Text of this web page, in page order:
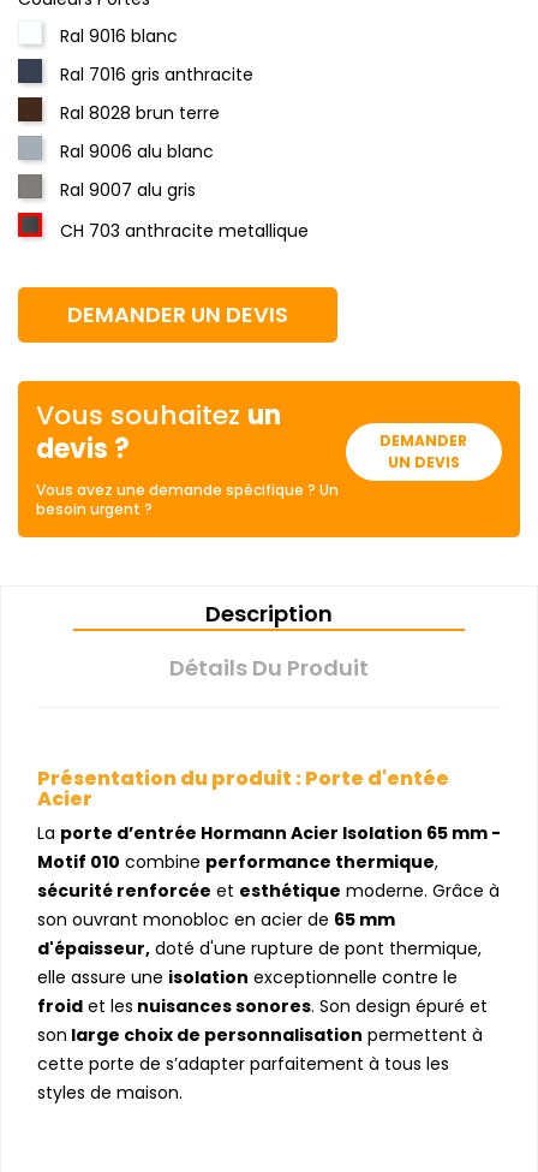
Ral 9016 blanc
Ral 7016 gris anthracite
Ral 8028 brun terre
Ral 9006 alu blanc
Ral 9007 alu gris
CH 703 anthracite metallique
DEMANDER UN DEVIS
Vous souhaitez un
devis ?
Vous avez une demande spécifique ? Un
besoin urgent ?
DEMANDER
UN DEVIS
Description
Détails Du Produit
Présentation du produit : Porte d'entée
Acier
La porte d’entrée Hormann Acier Isolation 65 mm -
Motif 010 combine performance thermique,
sécurité renforcée et esthétique moderne. Grâce à
son ouvrant monobloc en acier de 65 mm
d'épaisseur, doté d'une rupture de pont thermique,
elle assure une isolation exceptionnelle contre le
froid et les nuisances sonores. Son design épuré et
son large choix de personnalisation permettent à
cette porte de s’adapter parfaitement à tous les
styles de maison.